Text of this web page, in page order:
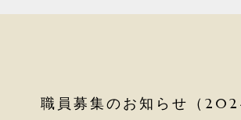
職員募集のお知らせ（